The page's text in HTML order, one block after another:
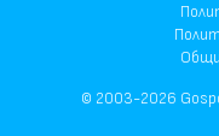
Общи
© 2003-2026